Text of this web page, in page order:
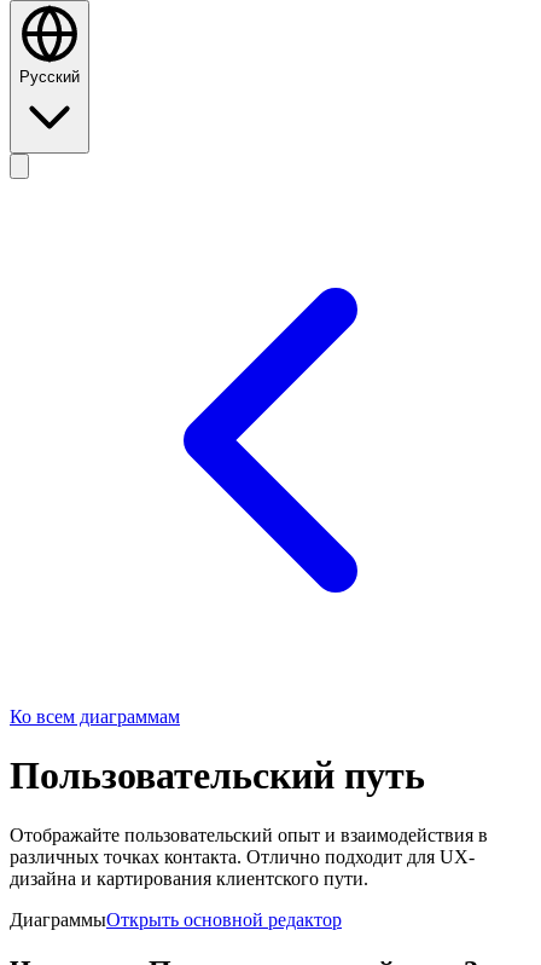
Русский
Ко всем диаграммам
Пользовательский путь
Отображайте пользовательский опыт и взаимодействия в
различных точках контакта. Отлично подходит для UX-
дизайна и картирования клиентского пути.
ДиаграммыОткрыть основной редактор